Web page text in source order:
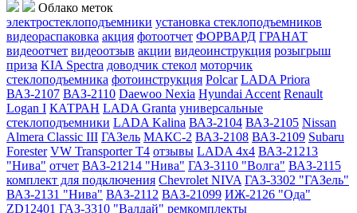
Облако меток
электростеклоподъемники установка стеклоподъемников
видеораспаковка акция фотоотчет ФОРВАРД ГРАНАТ
видеоотчет видеоотзыв акции видеоинструкция розыгрыш
приза KIA Spectra доводчик стекол моторчик
стеклоподъемника фотоинструкция Polcar LADA Priora
ВАЗ-2107 ВАЗ-2110 Daewoo Nexia Hyundai Accent Renault
Logan I КАТРАН LADA Granta универсальные
стеклоподъемники LADA Kalina ВАЗ-2104 ВАЗ-2105 Nissan
Almera Classic III ГАЗель МАКС-2 ВАЗ-2108 ВАЗ-2109 Subaru
Forester VW Transporter T4 отзывы LADA 4x4 ВАЗ-21213
"Нива" отчет ВАЗ-21214 "Нива" ГАЗ-3110 "Волга" ВАЗ-2115
комплект для подключения Chevrolet NIVA ГАЗ-3302 "ГАЗель"
ВАЗ-2131 "Нива" ВАЗ-2112 ВАЗ-21099 ИЖ-2126 "Ода"
ZD12401 ГАЗ-3310 "Валдай" ремкомплекты